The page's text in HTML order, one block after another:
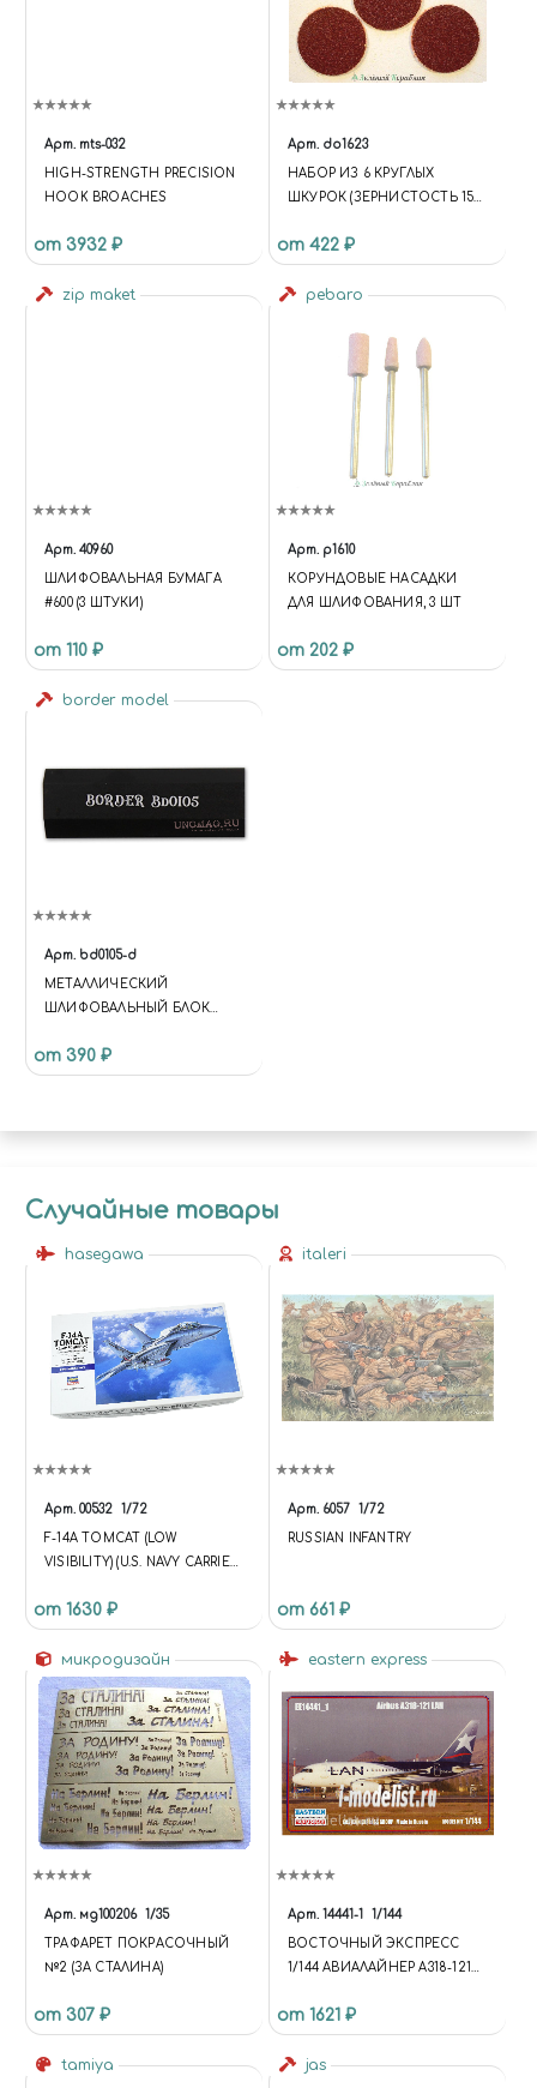
Арт. mts-032
HIGH-STRENGTH PRECISION
HOOK BROACHES
от 3932 ₽
Арт. do1623
НАБОР ИЗ 6 КРУГЛЫХ
ШКУРОК (ЗЕРНИСТОСТЬ 150)
ТЫЛЬНОЙ ЧАСТИ ДЛЯ
ИСПОЛЬЗОВАНИЯ С
НАСАДКОЙ DO1621
от 422 ₽
zip maket
Арт. 40960
ШЛИФОВАЛЬНАЯ БУМАГА
#600 (3 ШТУКИ)
от 110 ₽
pebaro
Арт. p1610
КОРУНДОВЫЕ НАСАДКИ
ДЛЯ ШЛИФОВАНИЯ, 3 ШТ
от 202 ₽
border model
Арт. bd0105-d
МЕТАЛЛИЧЕСКИЙ
ШЛИФОВАЛЬНЫЙ БЛОК
от 390 ₽
Случайные товары
hasegawa
Арт. 00532 1/72
F-14A TOMCAT (LOW
VISIBILITY) (U.S. NAVY CARRIER-
от 1630 ₽
italeri
Арт. 6057 1/72
RUSSIAN INFANTRY
от 661 ₽
микродизайн
Арт. мд100206 1/35
ТРАФАРЕТ ПОКРАСОЧНЫЙ
№2 (ЗА СТАЛИНА)
от 307 ₽
eastern express
Арт. 14441-1 1/144
ВОСТОЧНЫЙ ЭКСПРЕСС
1/144 АВИАЛАЙНЕР А318-121
от 1621 ₽
tamiya jas